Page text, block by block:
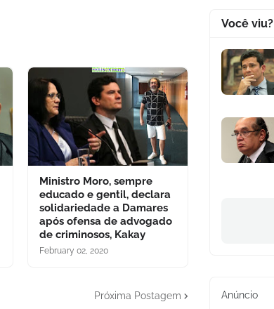
Ministro Moro, sempre
educado e gentil, declara
solidariedade a Damares
após ofensa de advogado
de criminosos, Kakay
February 02, 2020
Próxima Postagem
Você viu?
Anúncio